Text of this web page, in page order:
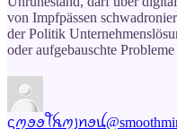
von Impfpässen
der Politik
oder aufgebauschte
ᦓꪑꪮꪮꪻꫝꪑ꠸ꪀꪮꪊ